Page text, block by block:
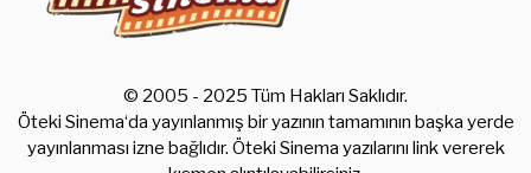
© 2005 - 2025 Tüm Hakları Saklıdır.
Öteki Sinema‘da yayınlanmış bir yazının tamamının başka yerde
yayınlanması izne bağlıdır. Öteki Sinema yazılarını link vererek